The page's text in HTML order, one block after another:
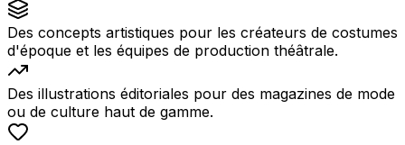
Des concepts artistiques pour les créateurs de costumes
d'époque et les équipes de production théâtrale.
Des illustrations éditoriales pour des magazines de mode
ou de culture haut de gamme.